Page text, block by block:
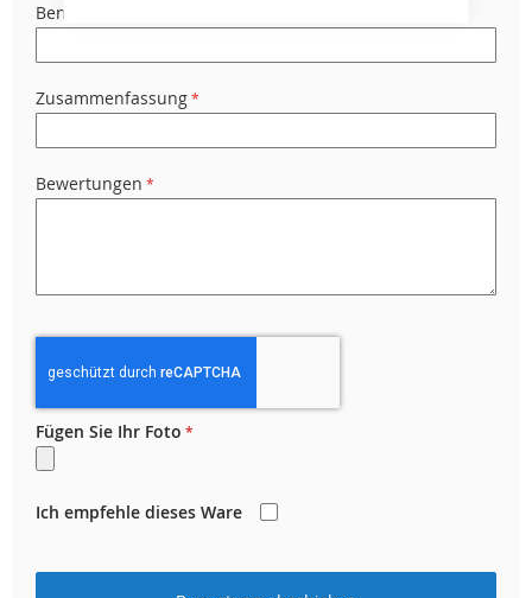
Benutzername
Zusammenfassung
Bewertungen
Fügen Sie Ihr Foto
Ich empfehle dieses Ware